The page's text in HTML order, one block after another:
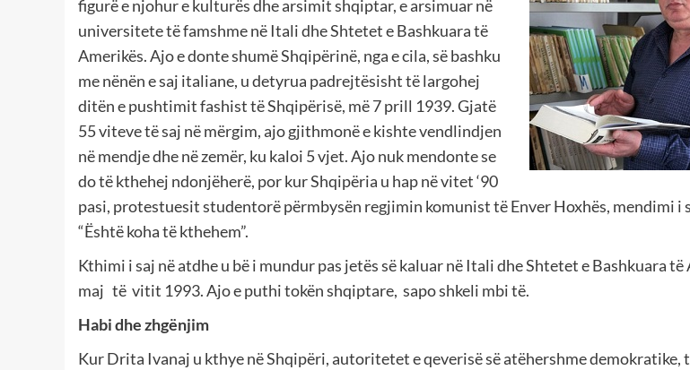
figurë e njohur e kulturës dhe arsimit shqiptar, e arsimuar në
universitete të famshme në Itali dhe Shtetet e Bashkuara të
Amerikës. Ajo e donte shumë Shqipërinë, nga e cila, së bashku
me nënën e saj italiane, u detyrua padrejtësisht të largohej
ditën e pushtimit fashist të Shqipërisë, më 7 prill 1939. Gjatë
55 viteve të saj në mërgim, ajo gjithmonë e kishte vendlindjen
në mendje dhe në zemër, ku kaloi 5 vjet. Ajo nuk mendonte se
do të kthehej ndonjëherë, por kur Shqipëria u hap në vitet ‘90
pasi, protestuesit studentorë përmbysën regjimin komunist të Enver Hoxhës, mendimi i
“Është koha të kthehem”.
Kthimi i saj në atdhe u bë i mundur pas jetës së kaluar në Itali dhe Shtetet e Bashkuara të
maj të vitit 1993. Ajo e puthi tokën shqiptare, sapo shkeli mbi të.
Habi dhe zhgënjim
Kur Drita Ivanaj u kthye në Shqipëri, autoritetet e qeverisë së atëhershme demokratike,